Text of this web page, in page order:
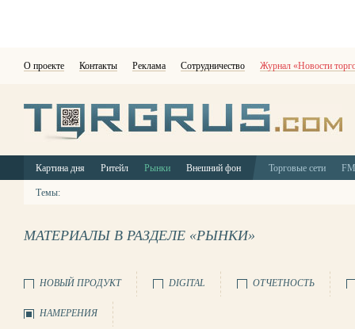
О проекте Контакты Реклама Сотрудничество Журнал «Новости
Картина дня Ритейл Рынки Внешний фон Торговые сети
Темы:
МАТЕРИАЛЫ В РАЗДЕЛЕ «РЫНКИ»
НОВЫЙ ПРОДУКТ DIGITAL ОТЧЕТНОСТЬ
НАМЕРЕНИЯ